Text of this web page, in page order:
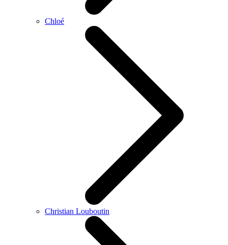
Chloé
Christian Louboutin